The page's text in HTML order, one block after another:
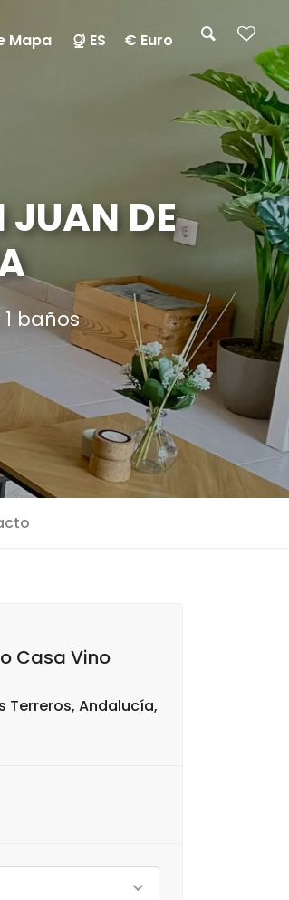
DE
baños
Casa Vino
Terreros, Andalucía,
Mapa ES € Euro